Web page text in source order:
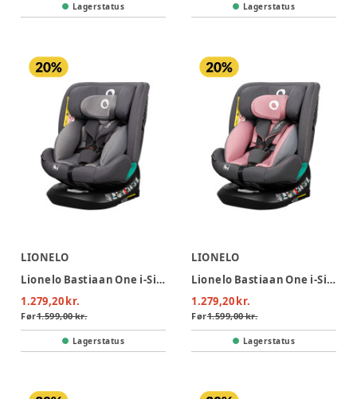
Lagerstatus Lagerstatus
LIONELO
Lionelo Bastiaan One i-Size Autostol - Grey Stone
1.279,20 kr.
Før1.599,00 kr.
Lagerstatus
LIONELO
Lionelo Bastiaan One i-Size Autostol - Pink Rose
1.279,20 kr.
Før1.599,00 kr.
Lagerstatus